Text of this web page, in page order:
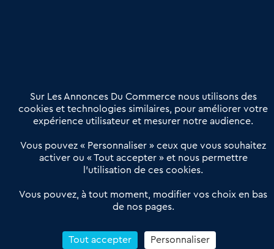
Offres Pro
Actualités
Qui sommes nous ?
Derniers articles
Réseau 3C : un partenaire national dédié aux transactions
Petitscommerces : Un partenariat au service du commerce de
proximité et des territoires
Reprendre un Restaurant Rapide
Sur Les Annonces Du Commerce nous utilisons des
cookies et technologies similaires, pour améliorer votre
expérience utilisateur et mesurer notre audience.
Vous pouvez « Personnaliser » ceux que vous souhaitez
activer ou « Tout accepter » et nous permettre
l’utilisation de ces cookies.
Vous pouvez, à tout moment, modifier vos choix en bas
de nos pages.
Tout accepter Personnaliser